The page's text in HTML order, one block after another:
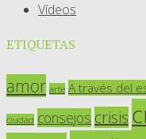
Vídeos
ETIQUETAS
amor arte A través del
ciudad consejos crisis